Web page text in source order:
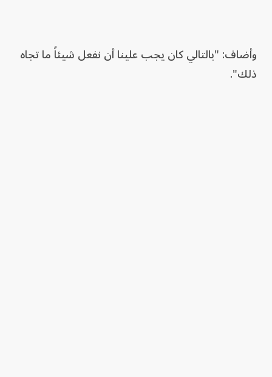
وأضاف: "بالتالي كان يجب علينا أن نفعل شيئاً ما تجاه
ذلك".